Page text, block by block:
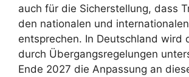
auch für die Sicherstellung, dass
den nationalen und
entsprechen. In Deutschland wird
durch Übergangsregelungen
Ende 2027 die Anpassung an